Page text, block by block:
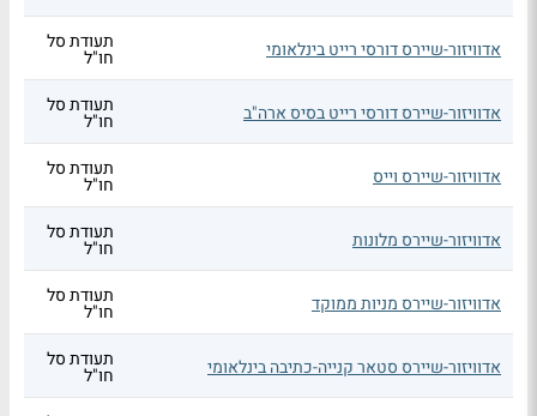
אדוויזור-שיירס דורסי רייט בינלאומי תעודת סל
חו"ל
אדוויזור-שיירס דורסי רייט בסיס ארה"ב תעודת סל
חו"ל
אדוויזור-שיירס וייס תעודת סל
חו"ל
אדוויזור-שיירס מלונות תעודת סל
חו"ל
אדוויזור-שיירס מניות ממוקד תעודת סל
חו"ל
אדוויזור-שיירס סטאר קנייה-כתיבה בינלאומי תעודת סל
חו"ל